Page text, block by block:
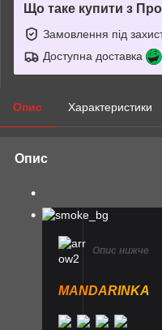
Що таке купити з
Замовлення під
Доступна доставка
Опис Характеристики
Опис
Опис нижче
MANDARINKA